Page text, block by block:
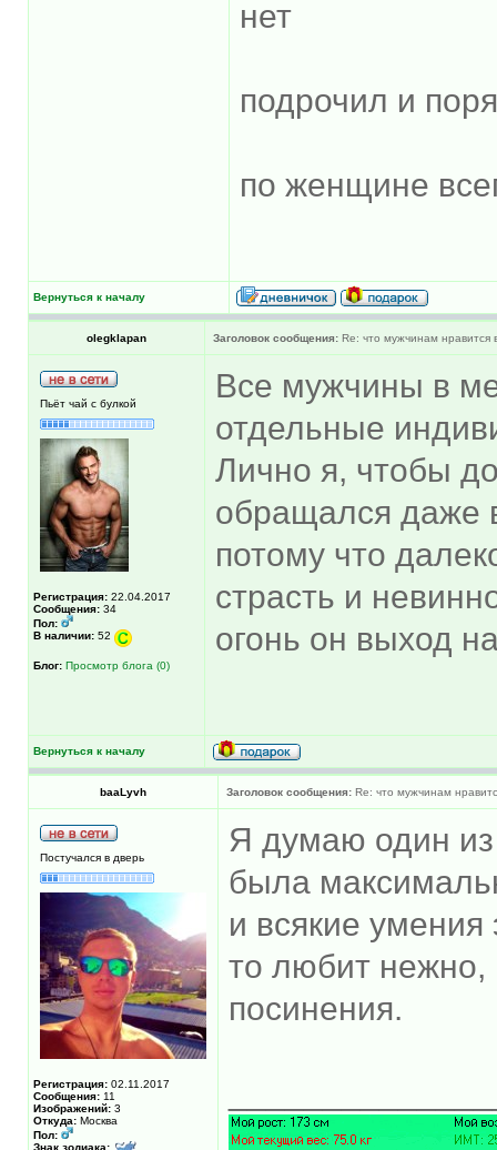
нет
подрочил и
по женщине
Вернуться к началу
olegklapan Заголовок сообщения: Re: что мужчинам нравится
Пьёт чай с булкой
Регистрация: 22.04.2017
Сообщения: 34
Пол:
В наличии: 52
Блог: Просмотр блога (0)
Все мужчины в
отдельные
Лично я, чтобы
обращался даже
потому что
страсть и
огонь он выход
Вернуться к началу
baaLyvh Заголовок сообщения: Re: что мужчинам
Постучался в дверь
Регистрация: 02.11.2017
Сообщения: 11
Изображений: 3
Откуда: Москва
Пол:
Знак зодиака:
Я думаю один
была
и всякие умения
то любит нежно,
посинения.